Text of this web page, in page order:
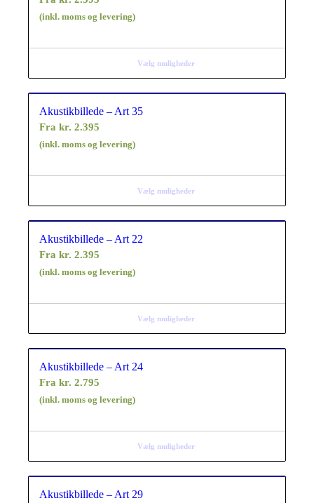
(inkl. moms og levering)
Vælg muligheder
Akustikbillede – Art 35
Frakr. 2.395
(inkl. moms og levering)
Vælg muligheder
Akustikbillede – Art 22
Frakr. 2.395
(inkl. moms og levering)
Vælg muligheder
Akustikbillede – Art 24
Frakr. 2.795
(inkl. moms og levering)
Vælg muligheder
Akustikbillede – Art 29